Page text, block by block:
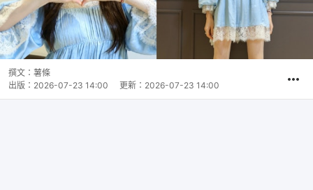
撰文： 薯條
出版： 2026-07-23 14:00 更新： 2026-07-23 14:00